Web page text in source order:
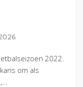
2022.
om als